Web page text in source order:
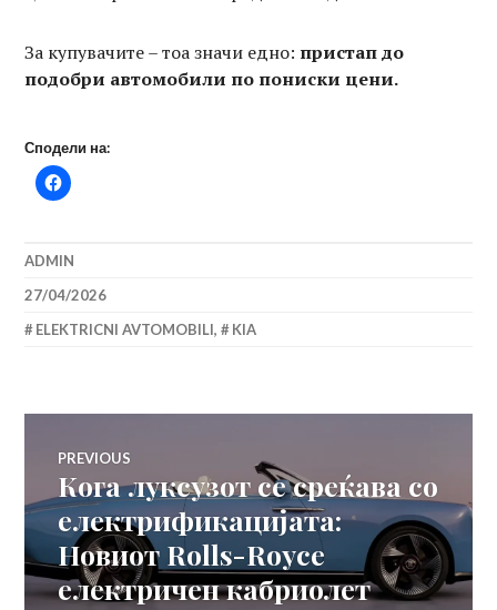
За купувачите – тоа значи едно: пристап до
подобри автомобили по пониски цени.
Сподели на:
ADMIN
27/04/2026
ELEKTRICNI AVTOMOBILI, KIA
Навигација
на
напис
PREVIOUS
Previous
post:
Кога луксузот се среќава со
електрификацијата:
Новиот Rolls-Royce
електричен кабриолет